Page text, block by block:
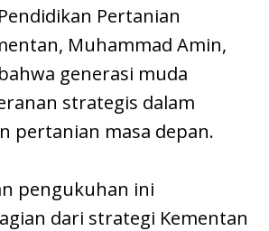
Pertanian
Muhammad Amin,
generasi muda
strategis dalam
pertanian masa depan.
pengukuhan ini
dari strategi Kementan